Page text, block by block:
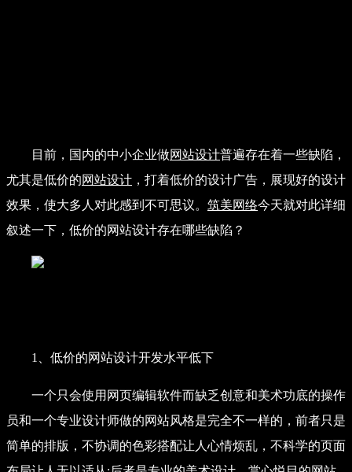
目前，国内的中小企业做网站设计普遍存在着一些缺陷，
尤其是低价的网站设计 ，打着低价的设计广告，展现好的设计
效果，使大多人对此感到不可思议。 筑美网络今天就对此详细
叙述一下，低价的网站设计存在哪些缺陷？
1、低价的网站设计开发水平低下
一个只会使用网页编辑软件而缺乏创意和美术功底的操作
员和一个专业设计师做的网站风格是完全不一样的，前者只是
简单的排版，不协调的色彩搭配让人心情烦乱，不科学的页面